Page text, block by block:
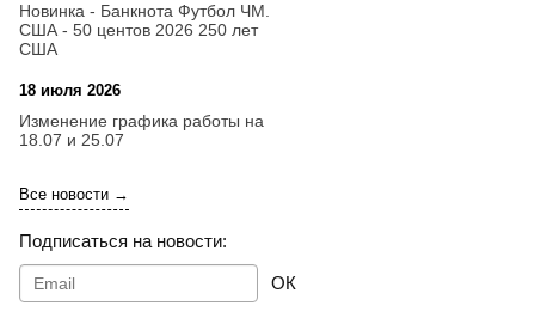
Новинка - Банкнота Футбол ЧМ.
США - 50 центов 2026 250 лет
США
18 июля 2026
Изменение графика работы на
18.07 и 25.07
Все новости →
Подписаться на новости:
ОК